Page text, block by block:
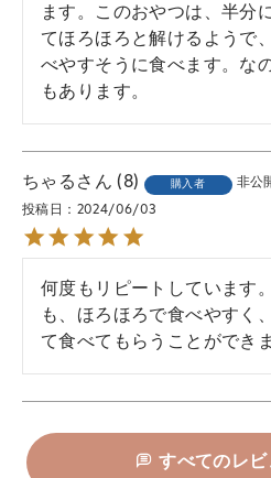
ます。このおやつは、半分
てほろほろと解けるようで
べやすそうに食べます。な
もあります。
ちゃる 8 購入者 非公
投稿日 2024/06/03
何度もリピートしています
も、ほろほろで食べやすく
て食べてもらうことができ
すべてのレビ